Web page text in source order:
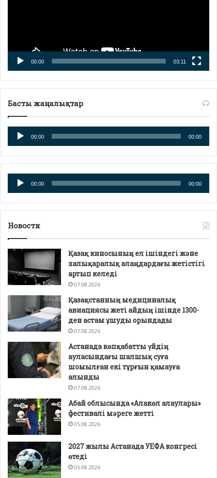
00:00 03:11
Басты жаңалықтар
Аудио
плейер
00:00 00:00
Аудио
плейер
00:00 00:00
Новости
Қазақ киносының ел ішіндегі және
халықаралық алаңдардағы жетістігі
артып келеді
07.08.2026
Қазақстанның медициналық
авиациясы жеті айдың ішінде 1300-
ден астам ұшуды орындады
07.08.2026
Астанада көпқабатты үйдің
ауласындағы шалшық суға
шомылған екі тұрғын қамауға
алынды
07.08.2026
Абай облысында «Алакөл алаулары»
фестивалі мәреге жетті
05.08.2026
2027 жылы Астанада УЕФА конгресі
өтеді
05.08.2026